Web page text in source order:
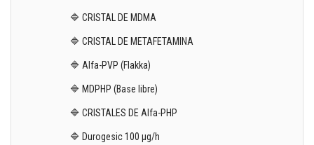
🔷 CRISTAL DE MDMA
🔷 CRISTAL DE METAFETAMINA
🔷 Alfa-PVP (Flakka)
🔷 MDPHP (Base libre)
🔷 CRISTALES DE Alfa-PHP
🔷 Durogesic 100 µg/h